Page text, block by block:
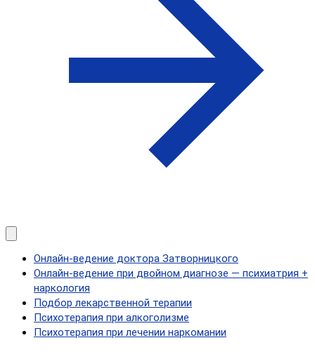
Онлайн-ведение доктора Затворницкого
Онлайн‑ведение при двойном диагнозе — психиатрия +
наркология
Подбор лекарственной терапии
Психотерапия при алкоголизме
Психотерапия при лечении наркомании